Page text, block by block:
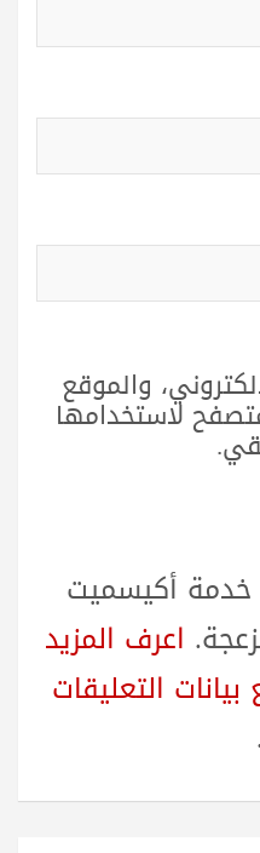
والموقع
لاستخدامها
أكيسميت
اعرف المزيد
التعليقات